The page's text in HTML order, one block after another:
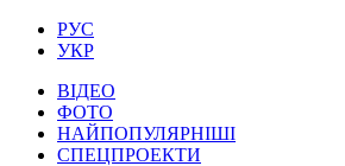
РУС
УКР
ВІДЕО
ФОТО
НАЙПОПУЛЯРНІШІ
СПЕЦПРОЕКТИ